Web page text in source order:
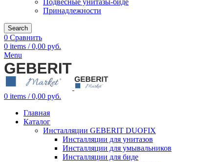
Подвесные унитазы-биде
Принадлежности
Search
0 Сравнить
0 items / 0,00 руб.
Menu
0 items / 0,00 руб.
Главная
Каталог
Инсталляции GEBERIT DUOFIX
Инсталляции для унитазов
Инсталляции для умывальников
Инсталляции для биде